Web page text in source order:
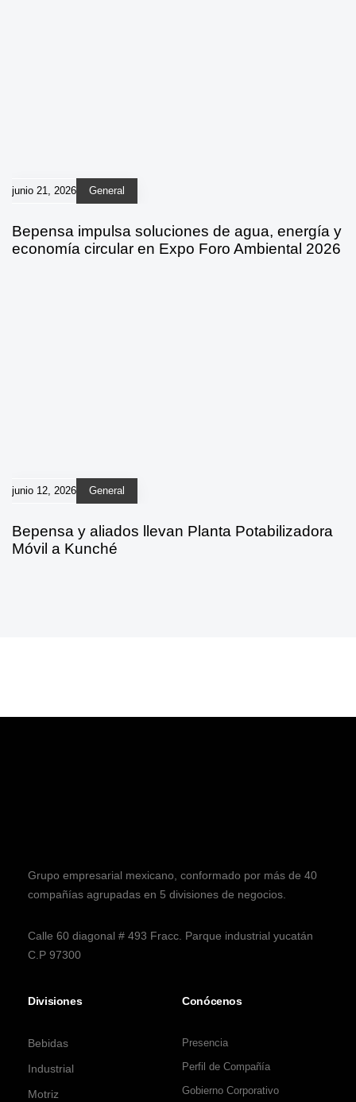
junio 21, 2026 General
Bepensa impulsa soluciones de agua, energía y
economía circular en Expo Foro Ambiental 2026
junio 12, 2026 General
Bepensa y aliados llevan Planta Potabilizadora
Móvil a Kunché
Grupo empresarial mexicano, conformado por más de 40
compañías agrupadas en 5 divisiones de negocios.
Calle 60 diagonal # 493 Fracc. Parque industrial yucatán
C.P 97300
Divisiones
Bebidas
Industrial
Motriz
Conócenos
Presencia
Perfil de Compañía
Gobierno Corporativo